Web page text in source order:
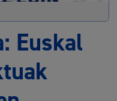
Euskal